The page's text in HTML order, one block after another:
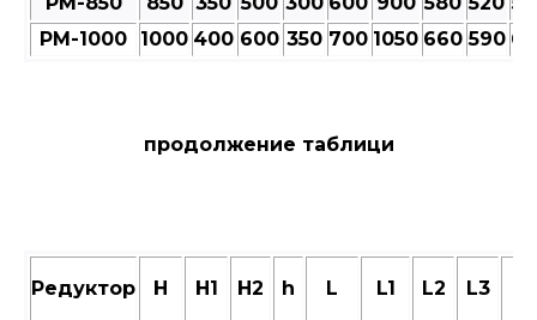
РМ-1000
1000 400 600 350 700 1050 660 590
продолжение таблици
Редуктор Н Н1 Н2 h L L1 L2 L3